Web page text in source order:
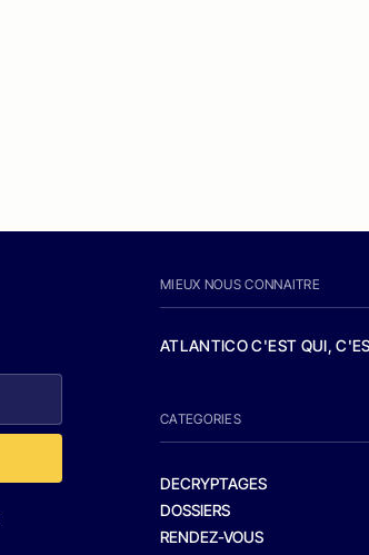
MIEUX NOUS CONNAITRE
ATLANTICO C'EST QUI,
CATEGORIES
DECRYPTAGES
DOSSIERS
RENDEZ-VOUS